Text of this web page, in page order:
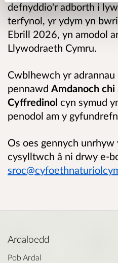
defnyddio'r adborth i
terfynol, yr ydym yn
Ebrill 2026, yn amodol
Llywodraeth Cymru.
Cwblhewch yr adrannau
pennawd Amdanoch chi
Cyffredinol cyn symud
penodol am y
Os oes gennych unrhyw
cysylltwch â ni drwy e-
Ardaloedd
Pob Ardal